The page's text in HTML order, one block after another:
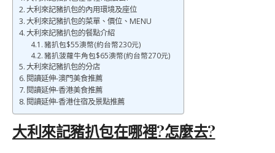
大利來記豬扒包的內用環境及座位
大利來記豬扒包的菜單、價位、MENU
大利來記豬扒包的餐點介紹
豬扒包$55澳幣(約台幣230元)
豬扒菠蘿牛角包$65澳幣(約台幣270元)
大利來記豬扒包的分店
閱讀延伸-澳門美食推薦
閱讀延伸-香港美食推薦
閱讀延伸-香港住宿及景點推薦
大利來記豬扒包在哪裡?怎麼去?